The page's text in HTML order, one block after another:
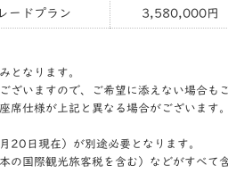
ードプラン 3,580,000円
となります。
ざいますので、ご希望に添えない場合も
席仕様が上記と異なる場合がございます。
日現在）が別途必要となります。
国際観光旅客税を含む）などがすべて